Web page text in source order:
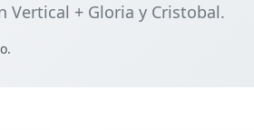
Vertical + Gloria y Cristobal.